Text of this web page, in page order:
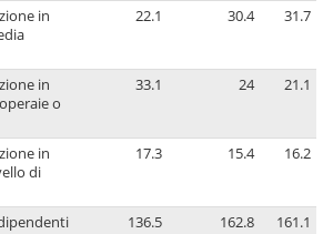
in
22.1 30.4 31.7
in
o
33.1 24 21.1
in
di
17.3 15.4 16.2
136.5 162.8 161.1